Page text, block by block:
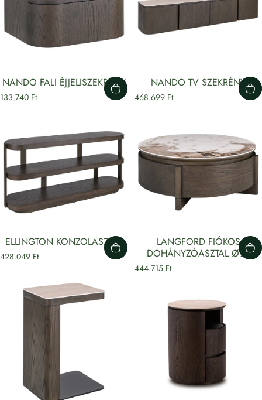
NANDO FALI ÉJJELISZEKRÉNY
133.740 Ft
NANDO TV SZEKRÉNY
468.699 Ft
ELLINGTON KONZOLASZTAL
428.049 Ft
LANGFORD FIÓKOS
DOHÁNYZÓASZTAL Ø90
444.715 Ft